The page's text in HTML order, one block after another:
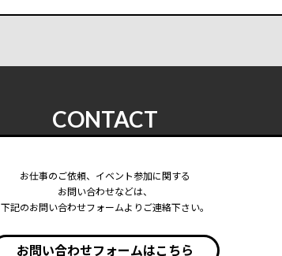
CONTACT
お仕事のご依頼、イベント参加に関する
お問い合わせなどは、
下記のお問い合わせフォームよりご連絡下さい。
お問い合わせフォームはこちら